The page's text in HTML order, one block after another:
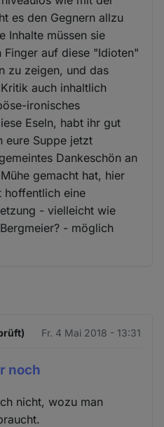
es den Gegnern allzu
Inhalte müssen sie
auf diese "Idioten"
zu zeigen, und das
auch inhaltlich
ironisches
Eseln, habt ihr gut
eure Suppe jetzt
Dankeschön an
gemacht hat, hier
hoffentlich eine
- vielleicht wie
- möglich
Fr. 4 Mai 2018 - 13:31
noch
nicht, wozu man